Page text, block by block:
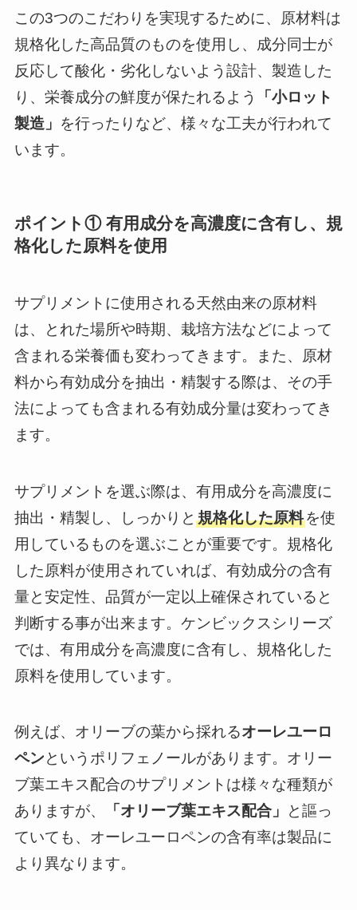
この3つのこだわりを実現するために、原材料は
規格化した高品質のものを使用し、成分同士が
反応して酸化・劣化しないよう設計、製造した
り、栄養成分の鮮度が保たれるよう
「小ロット
製造」 を行ったりなど、様々な工夫が行われて
います。
ポイント① 有用成分を高濃度に含有し、規
格化した原料を使用
サプリメントに使用される天然由来の原材料
は、とれた場所や時期、栽培方法などによって
含まれる栄養価も変わってきます。また、原材
料から有効成分を抽出・精製する際は、その手
法によっても含まれる有効成分量は変わってき
ます。
サプリメントを選ぶ際は、有用成分を高濃度に
抽出・精製し、しっかりと 規格化した原料を使
用しているものを選ぶことが重要です。規格化
した原料が使用されていれば、有効成分の含有
量と安定性、品質が一定以上確保されていると
判断する事が出来ます。ケンビックスシリーズ
では、有用成分を高濃度に含有し、規格化した
原料を使用しています。
例えば、オリーブの葉から採れるオーレユーロ
ペンというポリフェノールがあります。オリー
ブ葉エキス配合のサプリメントは様々な種類が
ありますが、
「オリーブ葉エキス配合」
と謳っ
ていても、オーレユーロペンの含有率は製品に
より異なります。